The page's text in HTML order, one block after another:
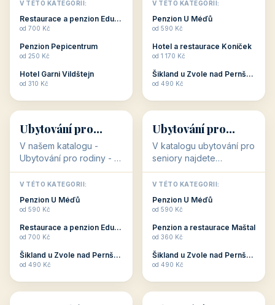
dovolenou přímo
souvisejí. Aktivní
odpočinek jso...
V TÉTO KATEGORII:
Restaurace a penzion Eduard
od 700 Kč
Penzion Pepicentrum
od 250 Kč
Hotel Garni Vildštejn
od 310 Kč
cenově dostupné
ubytování v ČR. Budete
c...
V TÉTO KATEGORII:
Penzion U Méďů
od 590 Kč
Hotel a restaurace Koníček
od 1 170 Kč
Šikland u Zvole nad Pernštejnem
od 490 Kč
👨‍👩‍👧‍👦
👨‍👩‍👧‍👦
34 objektů
Ubytování pro
rodiny
V našem katalogu -
Ubytování pro rodiny -
jsou pro Vás připraveny
objekty, které svojí
polohou či vybaveností,
nabízí klidné ubytování
V TÉTO KATEGORII:
Penzion U Méďů
od 590 Kč
Restaurace a penzion Eduard
od 700 Kč
Šikland u Zvole nad Pernštejnem
od 490 Kč
🧓
🧓
33 objektů
Ubytování pro
seniory
V katalogu ubytování pro
seniory najdete
penziony a hotely, které
jsou přizpůsobeny pro
ubytování klientů vyššího
věku. Některé z nich
V TÉTO KATEGORII:
Penzion U Méďů
od 590 Kč
Penzion a restaurace Maštal
od 360 Kč
Šikland u Zvole nad Pernštejnem
od 490 Kč
💕 🚴